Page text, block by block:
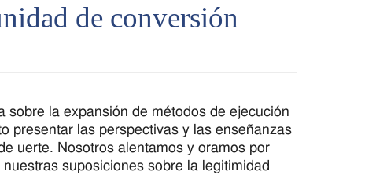
de conversión
sobre la expansión de métodos de ejecución
presentar las perspectivas y las enseñanzas
uerte. Nosotros alentamos y oramos por
suposiciones sobre la legitimidad